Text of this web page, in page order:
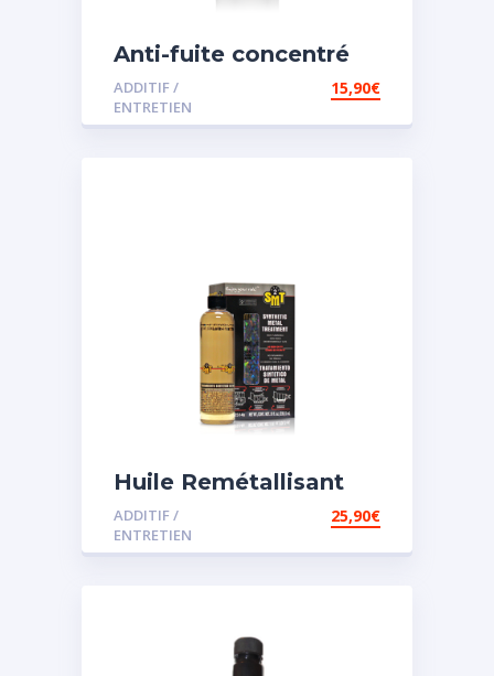
Anti-fuite concentré
pour direction
assistée
ADDITIF /
ENTRETIEN
15,90€
Huile Remétallisant
Moteur SMT2
ADDITIF /
ENTRETIEN
25,90€